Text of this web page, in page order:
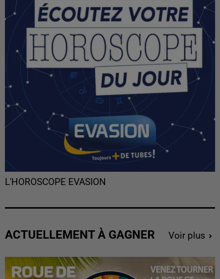
L'HOROSCOPE EVASION
ACTUELLEMENT À GAGNER Voir plus